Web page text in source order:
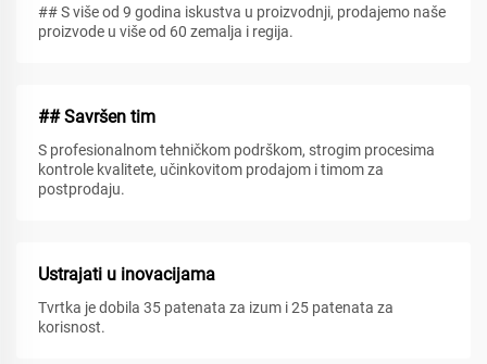
## S više od 9 godina iskustva u proizvodnji, prodajemo naše
proizvode u više od 60 zemalja i regija.
## Savršen tim
S profesionalnom tehničkom podrškom, strogim procesima
kontrole kvalitete, učinkovitom prodajom i timom za
postprodaju.
Ustrajati u inovacijama
Tvrtka je dobila 35 patenata za izum i 25 patenata za
korisnost.